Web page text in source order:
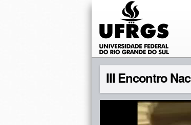
III Encontro